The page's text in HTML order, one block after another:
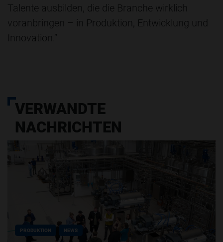
Talente ausbilden, die die Branche wirklich
voranbringen – in Produktion, Entwicklung und
Innovation.“
VERWANDTE
NACHRICHTEN
PRODUKTION NEWS